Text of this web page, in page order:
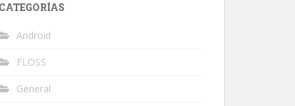
CATEGORÍAS
Android
FLOSS
General